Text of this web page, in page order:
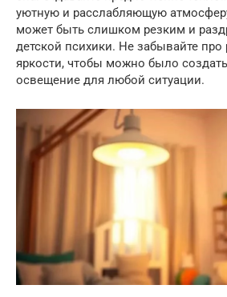
уютную и расслабляющую
может быть слишком резким и
детской психики. Не забывайте про
яркости, чтобы можно было
освещение для любой ситуации.